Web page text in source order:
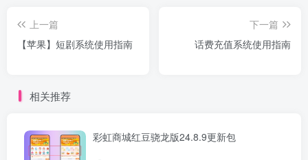
上一篇
【苹果】短剧系统使用指南
下一篇
话费充值系统使用指南
相关推荐
彩虹商城红豆骁龙版24.8.9更新包